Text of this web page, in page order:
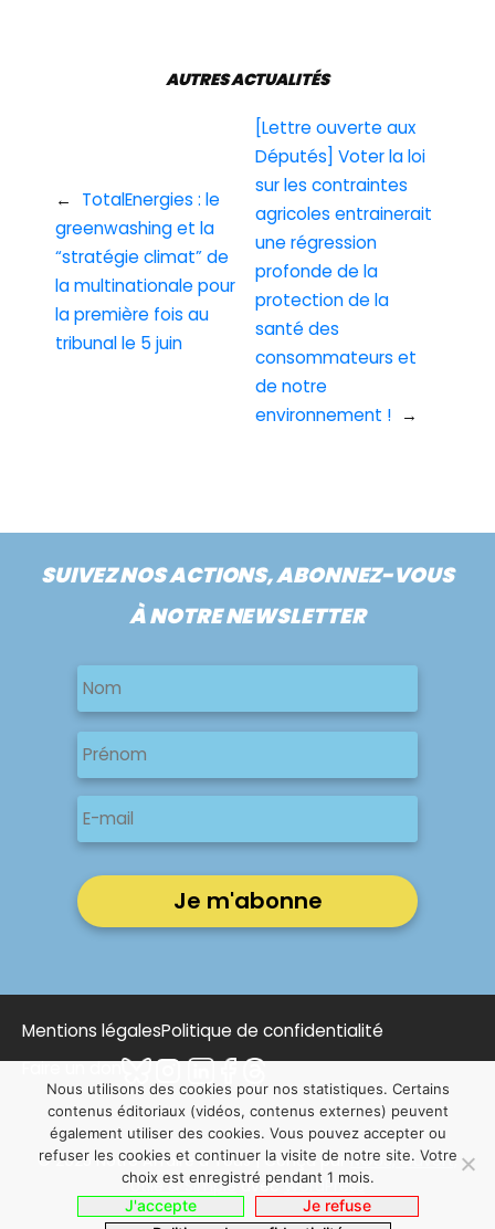
←
TotalEnergies : le
greenwashing et la
“stratégie climat” de
la multinationale pour
la première fois au
tribunal le 5 juin
AUTRES ACTUALITÉS
[Lettre ouverte aux
Députés] Voter la loi
sur les contraintes
agricoles entrainerait
une régression
profonde de la
protection de la
santé des
consommateurs et
de notre
environnement ! →
SUIVEZ NOS ACTIONS, ABONNEZ-VOUS
À NOTRE NEWSLETTER
Nom
Nom
Nom
Prénom
E-
mail
Mentions légalesPolitique de confidentialité
Faire un don
© 2025 Notre Affaire à Tous | Conçu parNOUS, Ouvert,
Utile & SimpleavecWordPress
Nous utilisons des cookies pour nos statistiques. Certains
contenus éditoriaux (vidéos, contenus externes) peuvent
également utiliser des cookies. Vous pouvez accepter ou
refuser les cookies et continuer la visite de notre site. Votre
choix est enregistré pendant 1 mois.
J'accepte
Je refuse